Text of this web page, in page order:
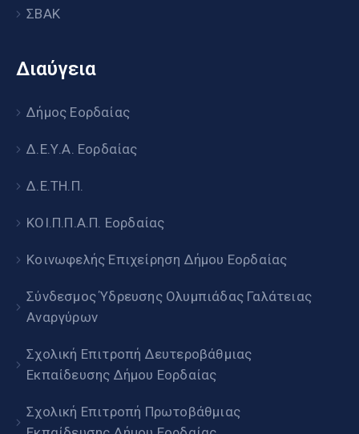
ΣΒΑΚ
Διαύγεια
Δήμος Εορδαίας
Δ.Ε.Υ.Α. Εορδαίας
Δ.Ε.ΤΗ.Π.
ΚΟΙ.Π.Π.Α.Π. Εορδαίας
Κοινωφελής Επιχείρηση Δήμου Εορδαίας
Σύνδεσμος Ύδρευσης Ολυμπιάδας Γαλάτειας
Αναργύρων
Σχολική Επιτροπή Δευτεροβάθμιας
Εκπαίδευσης Δήμου Εορδαίας
Σχολική Επιτροπή Πρωτοβάθμιας